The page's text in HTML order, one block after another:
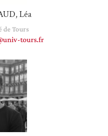
Léa
de Tours
tours.fr